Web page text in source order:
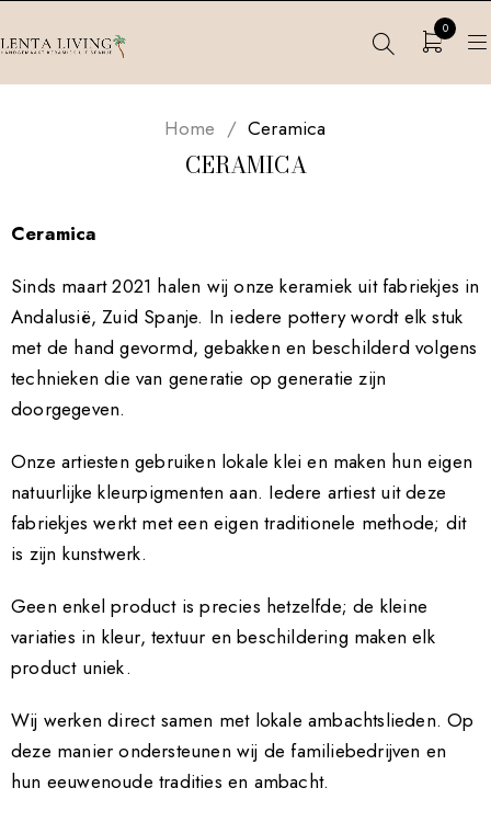
0
CERAMICA
Home / Ceramica
Ceramica
Sinds maart 2021 halen wij onze keramiek uit fabriekjes in
Andalusië, Zuid Spanje. In iedere pottery wordt elk stuk
met de hand gevormd, gebakken en beschilderd volgens
technieken die van generatie op generatie zijn
doorgegeven.
Onze artiesten gebruiken lokale klei en maken hun eigen
natuurlijke kleurpigmenten aan. Iedere artiest uit deze
fabriekjes werkt met een eigen traditionele methode; dit
is zijn kunstwerk.
Geen enkel product is precies hetzelfde; de kleine
variaties in kleur, textuur en beschildering maken elk
product uniek.
Wij werken direct samen met lokale ambachtslieden. Op
deze manier ondersteunen wij de familiebedrijven en
hun eeuwenoude tradities en ambacht.